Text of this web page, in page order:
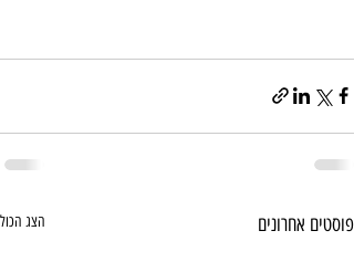
פוסטים אחרונים הצג הכול